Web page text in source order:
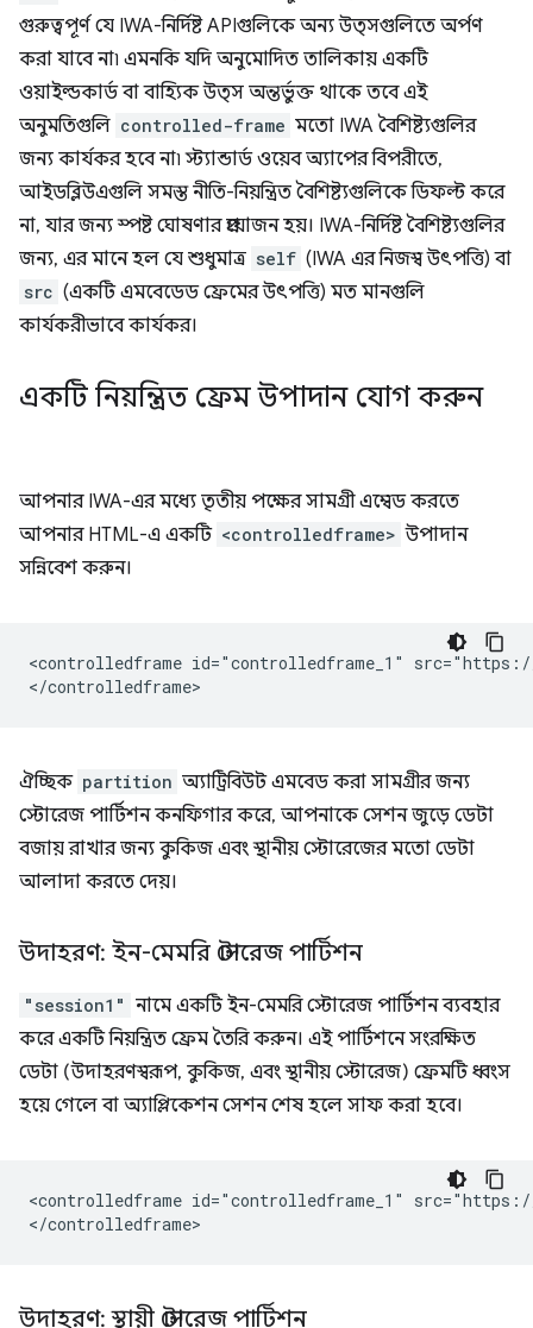
গুরুত্বপূর্ণ যে IWA-নির্দিষ্ট APIগুলিকে অন্য উত্সগুলিতে অর্পণ
করা যাবে না৷ এমনকি যদি অনুমোদিত তালিকায় একটি
ওয়াইল্ডকার্ড বা বাহ্যিক উত্স অন্তর্ভুক্ত থাকে তবে এই
অনুমতিগুলি controlled-frame মতো IWA বৈশিষ্ট্যগুলির
জন্য কার্যকর হবে না৷ স্ট্যান্ডার্ড ওয়েব অ্যাপের বিপরীতে,
আইডব্লিউএগুলি সমস্ত নীতি-নিয়ন্ত্রিত বৈশিষ্ট্যগুলিকে ডিফল্ট করে
না, যার জন্য স্পষ্ট ঘোষণার প্রয়োজন হয়। IWA-নির্দিষ্ট বৈশিষ্ট্যগুলির
জন্য, এর মানে হল যে শুধুমাত্র self (IWA এর নিজস্ব উৎপত্তি) বা
src (একটি এমবেডেড ফ্রেমের উৎপত্তি) মত মানগুলি
কার্যকরীভাবে কার্যকর।
একটি নিয়ন্ত্রিত ফ্রেম উপাদান যোগ করুন
আপনার IWA-এর মধ্যে তৃতীয় পক্ষের সামগ্রী এম্বেড করতে
আপনার HTML-এ একটি <controlledframe> উপাদান
সন্নিবেশ করুন।
<controlledframe id="controlledframe_1" src="https://
ঐচ্ছিক partition অ্যাট্রিবিউট এমবেড করা সামগ্রীর জন্য
স্টোরেজ পার্টিশন কনফিগার করে, আপনাকে সেশন জুড়ে ডেটা
বজায় রাখার জন্য কুকিজ এবং স্থানীয় স্টোরেজের মতো ডেটা
আলাদা করতে দেয়।
উদাহরণ: ইন-মেমরি স্টোরেজ পার্টিশন
"session1" নামে একটি ইন-মেমরি স্টোরেজ পার্টিশন ব্যবহার
করে একটি নিয়ন্ত্রিত ফ্রেম তৈরি করুন। এই পার্টিশনে সংরক্ষিত
ডেটা (উদাহরণস্বরূপ, কুকিজ, এবং স্থানীয় স্টোরেজ) ফ্রেমটি ধ্বংস
হয়ে গেলে বা অ্যাপ্লিকেশন সেশন শেষ হলে সাফ করা হবে।
<controlledframe id="controlledframe_1" src="https://
উদাহরণ: স্থায়ী স্টোরেজ পার্টিশন